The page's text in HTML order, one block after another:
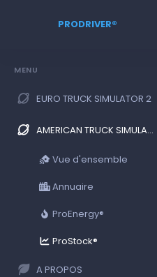
PRODRIVER®
MENU
EURO TRUCK SIMULATOR 2
AMERICAN TRUCK SIMULATOR
Vue d'ensemble
Annuaire
ProEnergy®
ProStock®
A PROPOS